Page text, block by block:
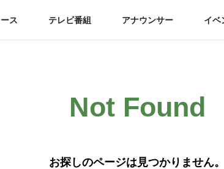
ス テレビ番組 アナウンサー イベ
Not Found
お探しのページは見つかりません。